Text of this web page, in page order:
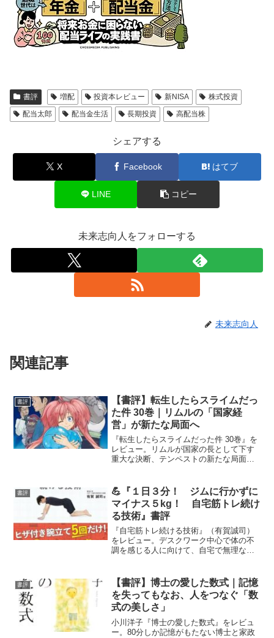
書評 増配 投資本レビュー 新NISA
株式投資
配当太郎
配当金生活 長期投資 高配当株
シェアする
X Facebook はてブ
LINE コピー
未来志向人をフォローする
未来志向人
関連記事
書評
【書評】転生したらスライムだっ
た件 30巻｜リムルの「国家経
営」が新たな局面へ
『転生したらスライムだった件 30巻』を
レビュー。リムルが国家の長として下す
重大な決断、テンペストの新たな局面を
書評
💪『１日３分！ ジムに行かずに
マイナス５kg！ 自宅筋トレ続け
る技術』書評
『自宅筋トレ続ける技術』（有賀誠司）
をレビュー。デスクワーク中心で体の不
調を感じる人に向けて、自宅で無理なく
習慣を作りたい初心者に最適な一冊。
書評
【書評】博士の愛した数式｜記憶
を失ってもなお、人をつなぐ「数
式の美しさ」
小川洋子『博士の愛した数式』をレビュ
ー。80分しか記憶がもたない博士と家政